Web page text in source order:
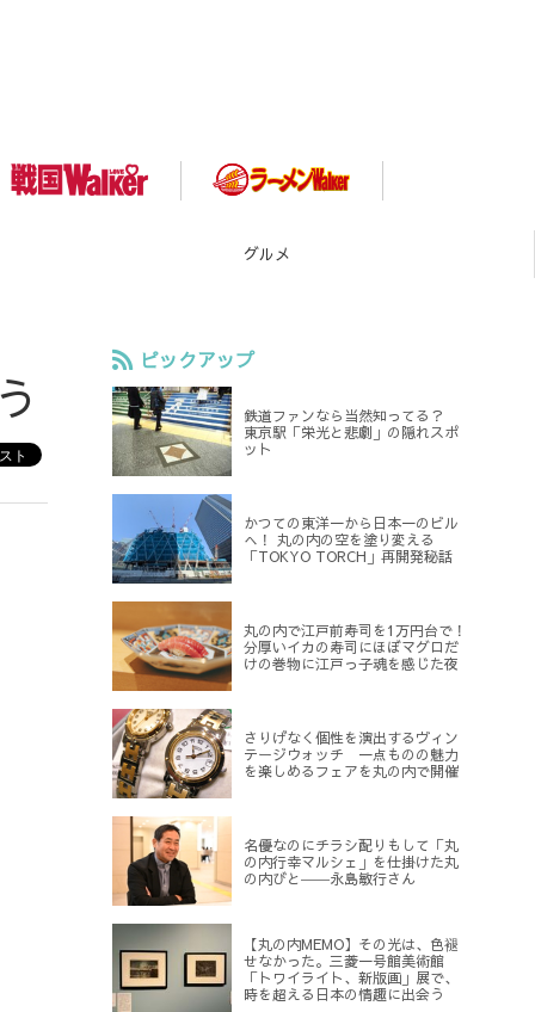
スポット
ピックアップ
鉄道ファンなら当然知ってる？
東京駅「栄光と悲劇」の隠れスポ
ット
かつての東洋一から日本一のビル
へ！ 丸の内の空を塗り変える
「TOKYO TORCH」再開発秘話
丸の内で江戸前寿司を1万円台で！
分厚いイカの寿司にほぼマグロだ
けの巻物に江戸っ子魂を感じた夜
さりげなく個性を演出するヴィン
テージウォッチ 一点ものの魅力
を楽しめるフェアを丸の内で開催
名優なのにチラシ配りもして「丸
の内行幸マルシェ」を仕掛けた丸
の内びと――永島敏行さん
【丸の内MEMO】その光は、色褪
せなかった。三菱一号館美術館
「トワイライト、新版画」展で、
時を超える日本の情趣に出会う